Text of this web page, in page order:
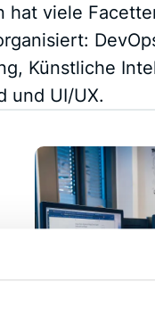
hat viele
Künstliche
und UI/UX.